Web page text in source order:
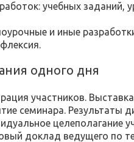
учебных заданий,
и иные
одного дня
участников.
семинара. Результаты
целеполагание
доклад ведущего по